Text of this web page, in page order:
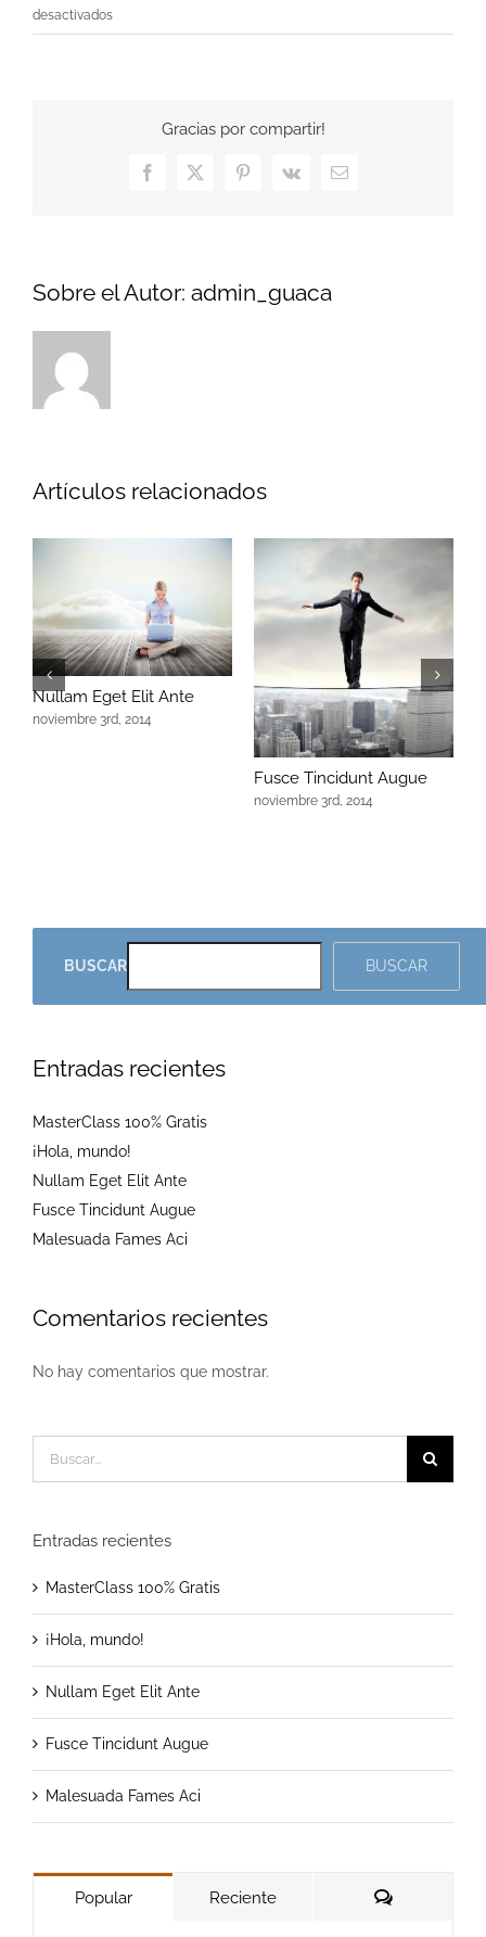
desactivadosen
Fusce
Gracias por compartir!
Facebook
X Pinterest
Vk
Correo
Sobre el Autor: admin_guaca
Artículos relacionados
Nullam Eget Elit Ante
noviembre 3rd, 2014
Fusce Tincidunt Augue
noviembre 3rd, 2014
BUSCAR BUSCAR
Entradas recientes
MasterClass 100% Gratis
¡Hola, mundo!
Nullam Eget Elit Ante
Fusce Tincidunt Augue
Malesuada Fames Aci
Comentarios recientes
No hay comentarios que mostrar.
Entradas recientes
MasterClass 100% Gratis
¡Hola, mundo!
Nullam Eget Elit Ante
Fusce Tincidunt Augue
Malesuada Fames Aci
Popular Reciente Comentarios